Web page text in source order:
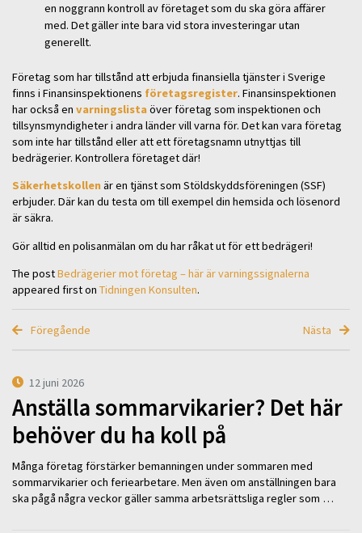
en noggrann kontroll av företaget som du ska göra affärer
med. Det gäller inte bara vid stora investeringar utan
generellt.
Företag som har tillstånd att erbjuda finansiella tjänster i Sverige
finns i Finansinspektionens företagsregister. Finansinspektionen
har också en varningslistaöver företag som inspektionen och
tillsynsmyndigheter i andra länder vill varna för. Det kan vara företag
som inte har tillstånd eller att ett företagsnamn utnyttjas till
bedrägerier. Kontrollera företaget där!
Säkerhetskollenär en tjänst som Stöldskyddsföreningen (SSF)
erbjuder. Där kan du testa om till exempel din hemsida och lösenord
är säkra.
Gör alltid en polisanmälan om du har råkat ut för ett bedrägeri!
The postBedrägerier mot företag – här är varningssignalerna
appeared first on Tidningen Konsulten.
Föregående Nästa
12 juni 2026
Anställa sommarvikarier? Det här
behöver du ha koll på
Många företag förstärker bemanningen under sommaren med
sommarvikarier och feriearbetare. Men även om anställningen bara
ska pågå några veckor gäller samma arbetsrättsliga regler som …